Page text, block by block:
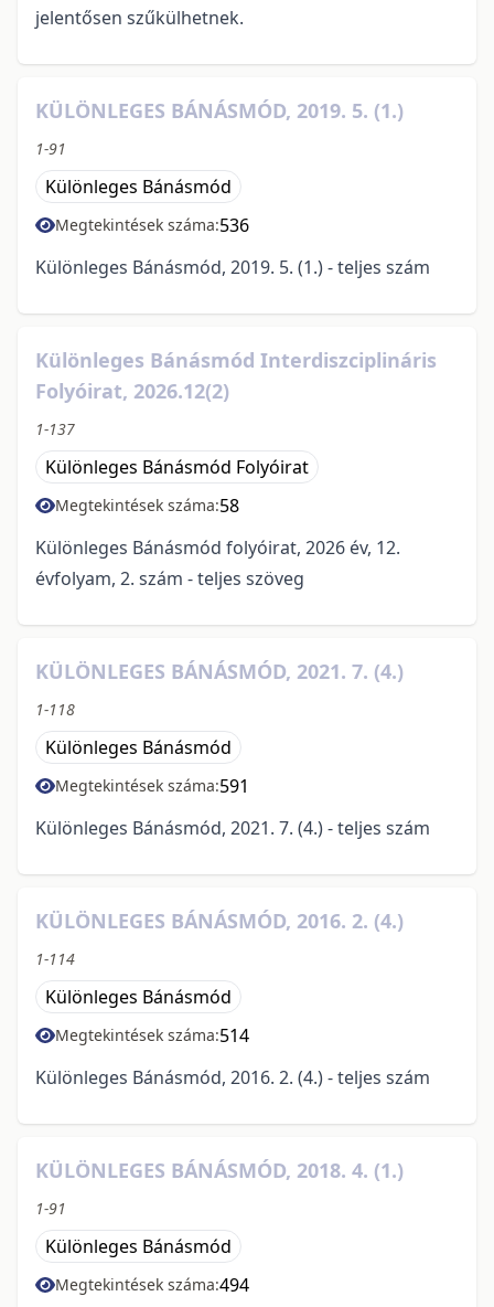
jelentősen szűkülhetnek.
KÜLÖNLEGES BÁNÁSMÓD, 2019. 5. (1.)
1-91
Különleges Bánásmód
Megtekintések száma:536
Különleges Bánásmód, 2019. 5. (1.) - teljes szám
Különleges Bánásmód Interdiszciplináris
Folyóirat, 2026.12(2)
1-137
Különleges Bánásmód Folyóirat
Megtekintések száma:58
Különleges Bánásmód folyóirat, 2026 év, 12.
évfolyam, 2. szám - teljes szöveg
KÜLÖNLEGES BÁNÁSMÓD, 2021. 7. (4.)
1-118
Különleges Bánásmód
Megtekintések száma:591
Különleges Bánásmód, 2021. 7. (4.) - teljes szám
KÜLÖNLEGES BÁNÁSMÓD, 2016. 2. (4.)
1-114
Különleges Bánásmód
Megtekintések száma:514
Különleges Bánásmód, 2016. 2. (4.) - teljes szám
KÜLÖNLEGES BÁNÁSMÓD, 2018. 4. (1.)
1-91
Különleges Bánásmód
Megtekintések száma:494